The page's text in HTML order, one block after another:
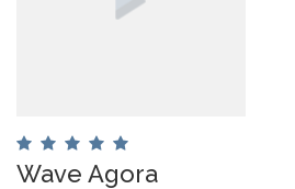
Wave Agora